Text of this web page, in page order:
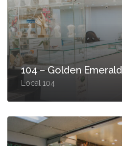
104 – Golden Emerald
Local 104